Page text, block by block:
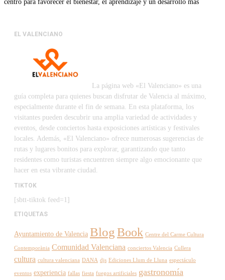
centro para favorecer el bienestar, el aprendizaje y un desarrollo más
EL VALENCIANO
La página web «El Valenciano» es una
guía completa para quienes buscan disfrutar de Valencia al máximo,
especialmente durante el fin de semana. En esta plataforma, los
visitantes pueden descubrir una amplia variedad de actividades y
eventos, desde conciertos hasta exposiciones artísticas y festivales
locales. Además, «El Valenciano» ofrece numerosas sugerencias de
rutas y lugares bonitos para explorar, garantizando que tanto
residentes como turistas encuentren siempre algo emocionante que
hacer en esta vibrante ciudad.
TIKTOK
[sbtt-tiktok feed=1]
ETIQUETAS
Ayuntamiento de Valencia BlogBook Centre del Carme Cultura
Contemporània Comunidad Valenciana conciertos Valencia Cullera
cultura cultura valenciana DANA djs Ediciones Llum de Lluna espectáculo
eventos experiencia fallas fiesta fuegos artificiales gastronomía